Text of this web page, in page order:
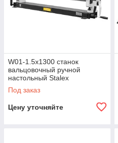
W01-1.5х1300 станок
вальцовочный ручной
настольный Stalex
Под заказ
Цену уточняйте